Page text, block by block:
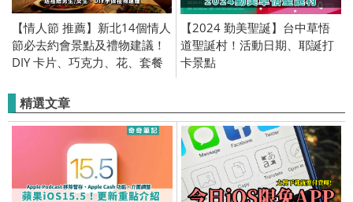
【情人節 推薦】新北14個情人
節必去約會景點及禮物建議！
DIY 卡片、巧克力、花、套餐
【2024 勤美聖誕】台中草悟
道聖誕村！活動日期、耶誕打
卡景點
精選文章